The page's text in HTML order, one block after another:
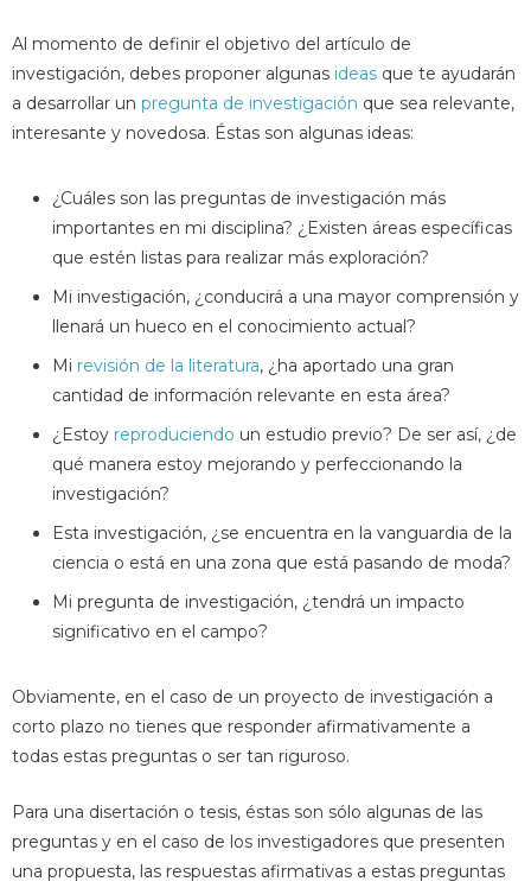
Al momento de definir el objetivo del artículo de
investigación, debes proponer algunas ideas que te ayudarán
a desarrollar un pregunta de investigación que sea relevante,
interesante y novedosa. Éstas son algunas ideas:
¿Cuáles son las preguntas de investigación más
importantes en mi disciplina? ¿Existen áreas específicas
que estén listas para realizar más exploración?
Mi investigación, ¿conducirá a una mayor comprensión y
llenará un hueco en el conocimiento actual?
Mi revisión de la literatura, ¿ha aportado una gran
cantidad de información relevante en esta área?
¿Estoy reproduciendo un estudio previo? De ser así, ¿de
qué manera estoy mejorando y perfeccionando la
investigación?
Esta investigación, ¿se encuentra en la vanguardia de la
ciencia o está en una zona que está pasando de moda?
Mi pregunta de investigación, ¿tendrá un impacto
significativo en el campo?
Obviamente, en el caso de un proyecto de investigación a
corto plazo no tienes que responder afirmativamente a
todas estas preguntas o ser tan riguroso.
Para una disertación o tesis, éstas son sólo algunas de las
preguntas y en el caso de los investigadores que presenten
una propuesta, las respuestas afirmativas a estas preguntas